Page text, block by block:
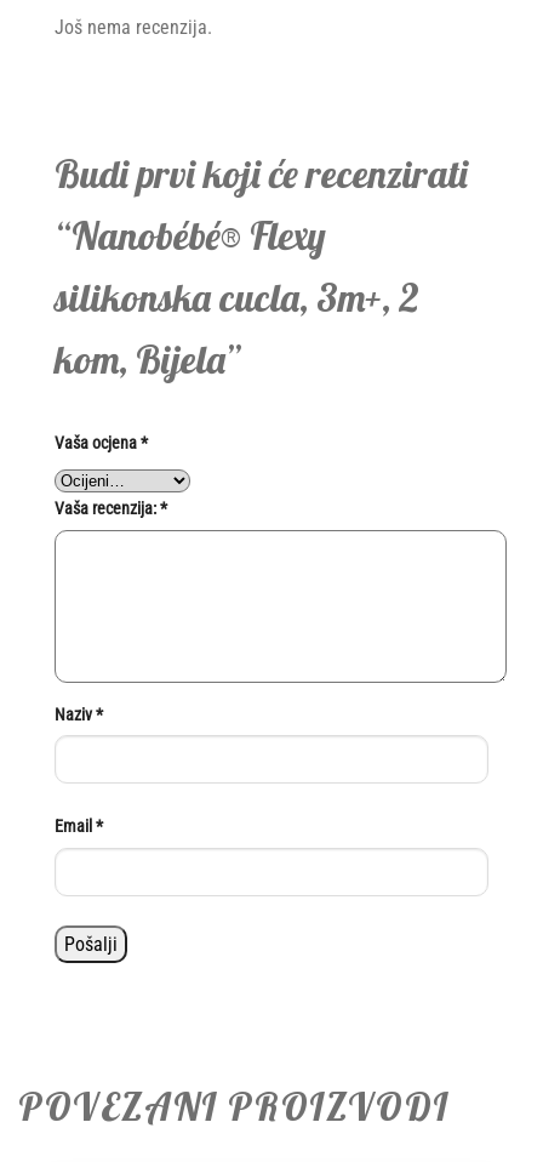
Još nema recenzija.
Budi prvi koji će recenzirati
“Nanobébé® Flexy
silikonska cucla, 3m+, 2
kom, Bijela”
Vaša ocjena*
Vaša recenzija:*
Naziv*
Email *
POVEZANI PROIZVODI